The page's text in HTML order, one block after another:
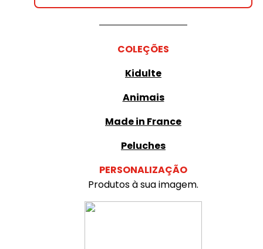
COLEÇÕES
Kidulte
Animais
Made in France
Peluches
PERSONALIZAÇÃO
Produtos à sua imagem.